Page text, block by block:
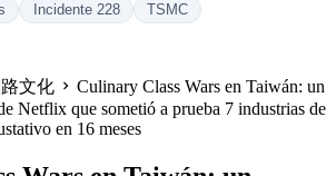
Incidente 228
TSMC
文化
Culinary Class Wars en Taiwán: un
Netflix que sometió a prueba 7 industrias de
en 16 meses